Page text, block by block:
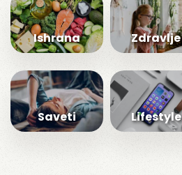
Ishrana Zdravlje
Saveti Lifestyle